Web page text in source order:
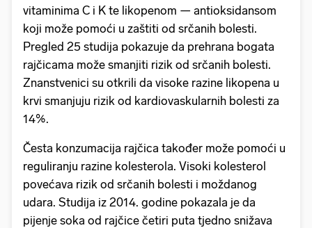
vitaminima C i K te likopenom — antioksidansom
koji može pomoći u zaštiti od srčanih bolesti.
Pregled 25 studija pokazuje da prehrana bogata
rajčicama može smanjiti rizik od srčanih bolesti.
Znanstvenici su otkrili da visoke razine likopena u
krvi smanjuju rizik od kardiovaskularnih bolesti za
14%.
Česta konzumacija rajčica također može pomoći u
reguliranju razine kolesterola. Visoki kolesterol
povećava rizik od srčanih bolesti i moždanog
udara. Studija iz 2014. godine pokazala je da
pijenje soka od rajčice četiri puta tjedno snižava